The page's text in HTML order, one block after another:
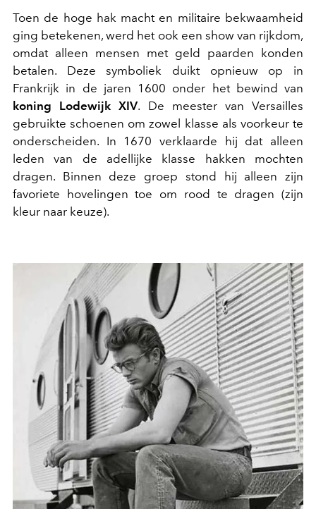
Toen de hoge hak macht en militaire bekwaamheid
ging betekenen, werd het ook een show van rijkdom,
omdat alleen mensen met geld paarden konden
betalen. Deze symboliek duikt opnieuw op in
Frankrijk in de jaren 1600 onder het bewind van
koning Lodewijk XIV. De meester van Versailles
gebruikte schoenen om zowel klasse als voorkeur te
onderscheiden. In 1670 verklaarde hij dat alleen
leden van de adellijke klasse hakken mochten
dragen. Binnen deze groep stond hij alleen zijn
favoriete hovelingen toe om rood te dragen (zijn
kleur naar keuze).